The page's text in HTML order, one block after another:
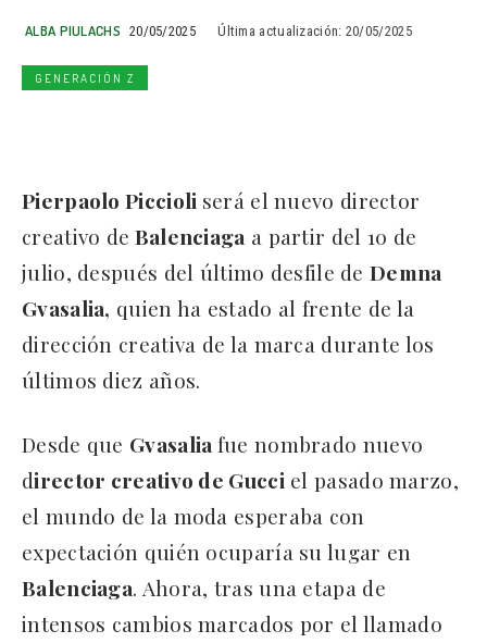
ALBA PIULACHS 20/05/2025 Última actualización: 20/05/2025
GENERACIÓN Z
Pierpaolo Piccioli será el nuevo director
creativo de Balenciaga a partir del 10 de
julio, después del último desfile deDemna
Gvasalia, quien ha estado al frente de la
dirección creativa de la marca durante los
últimos diez años.
Desde que Gvasalia fue nombrado nuevo
director creativo de Gucci el pasado marzo,
el mundo de la moda esperaba con
expectación quién ocuparía su lugar en
Balenciaga. Ahora, tras una etapa de
intensos cambios marcados por el llamado